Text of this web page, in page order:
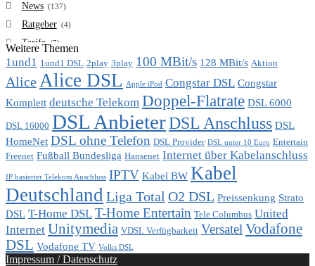
News (137)
Ratgeber (4)
Tarife (7)
VDSL (6)
Vergleich (7)
Weitere Themen
1und1 1und1 DSL 2play 3play 100 MBit/s 128 MBit/s Aktion
AliceAlice DSL Apple iPod Congstar DSL Congstar
Komplett deutsche Telekom Doppel-Flatrate DSL 6000
DSL 16000 DSL AnbieterDSL Anschluss DSL
HomeNet DSL ohne Telefon DSL Provider DSL unter 10 Euro Entertain
Freenet Fußball Bundesliga Hansenet Internet über Kabelanschluss
IP basierter Telekom Anschluss IPTV Kabel BW Kabel
Deutschland Liga Total O2 DSL Preissenkung Strato
DSL T-Home DSL T-Home Entertain Tele Columbus United
Internet Unitymedia VDSL Verfügbarkeit Versatel Vodafone
DSL Vodafone TV Volks DSL
Impressum / Datenschutz